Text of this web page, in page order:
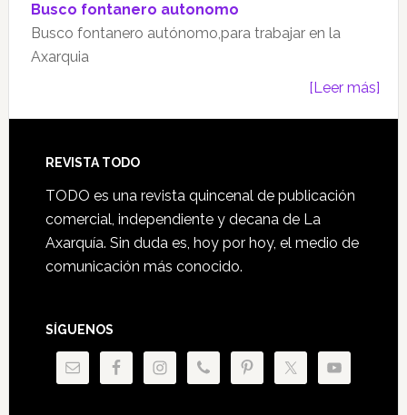
Busco fontanero autonomo
Busco fontanero autónomo,para trabajar en la
Axarquia
[Leer más]
Footer
REVISTA TODO
TODO es una revista quincenal de publicación
comercial, independiente y decana de La
Axarquía. Sin duda es, hoy por hoy, el medio de
comunicación más conocido.
SÍGUENOS